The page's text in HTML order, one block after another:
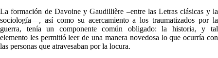
La formación de Davoine y Gaudillière –entre las Letras clásicas y la
sociología—, así como su acercamiento a los traumatizados por la
guerra, tenía un componente común obligado: la historia, y tal
elemento les permitió leer de una manera novedosa lo que ocurría con
las personas que atravesaban por la locura.